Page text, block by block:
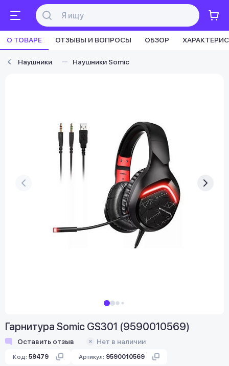
О ТОВАРЕ ОТЗЫВЫ И ВОПРОСЫ ОБЗОР
Наушники Наушники Somic
Гарнитура Somic GS301 (9590010569)
Оставить отзыв Нет в наличии
Код: 59479 Артикул: 9590010569